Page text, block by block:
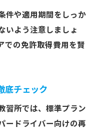
件や適用期間をしっか
いよう注意しましょ
での免許取得費用を賢
底チェック
習所では、標準プラン
ードライバー向けの再